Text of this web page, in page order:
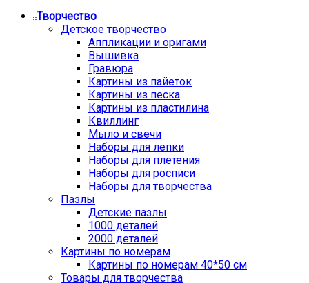
Творчество
Детское творчество
Аппликации и оригами
Вышивка
Гравюра
Картины из пайеток
Картины из песка
Картины из пластилина
Квиллинг
Мыло и свечи
Наборы для лепки
Наборы для плетения
Наборы для росписи
Наборы для творчества
Пазлы
Детские пазлы
1000 деталей
2000 деталей
Картины по номерам
Картины по номерам 40*50 см
Товары для творчества